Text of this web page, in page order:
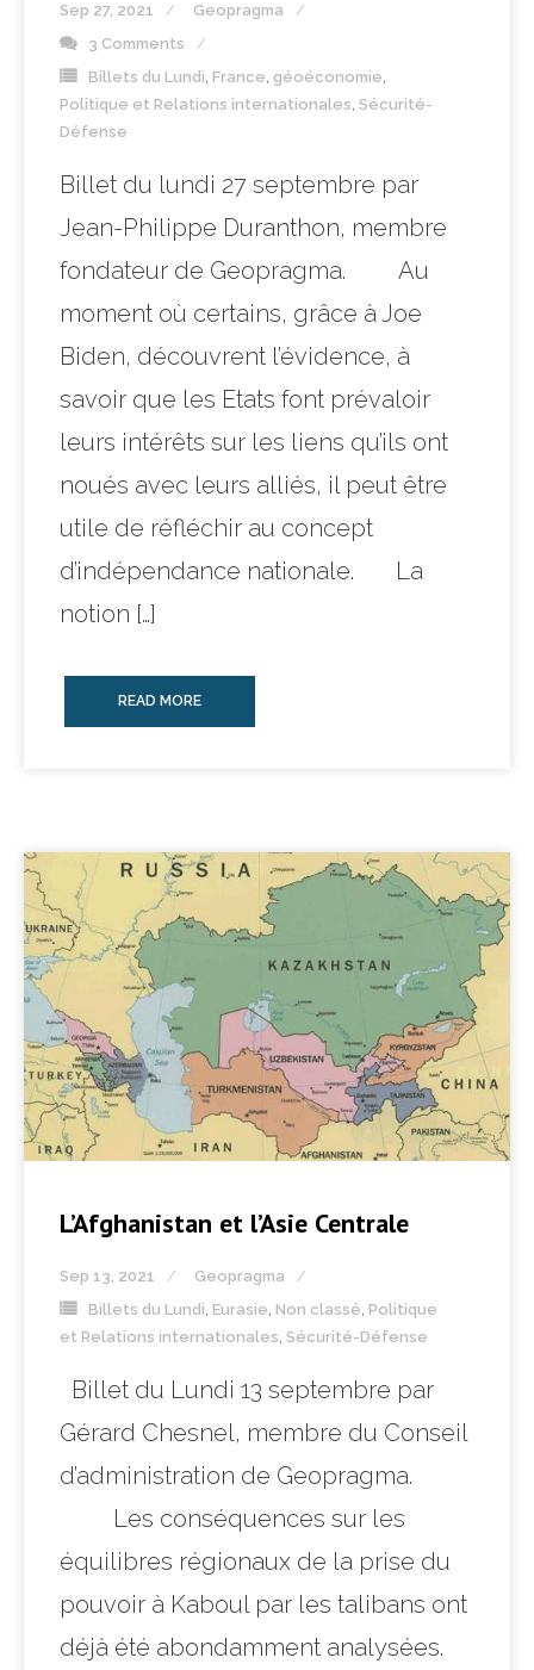
Sep 27, 2021
Geopragma
3 Comments
Billets du Lundi France géoéconomie
Politique et Relations internationales Sécurité-
Défense
Billet du lundi 27 septembre par
Jean-Philippe Duranthon, membre
fondateur de Geopragma. Au
moment où certains, grâce à Joe
Biden, découvrent l’évidence, à
savoir que les Etats font prévaloir
leurs intérêts sur les liens qu’ils ont
noués avec leurs alliés, il peut être
utile de réfléchir au concept
d’indépendance nationale. La
notion […]
READ MORE
L’Afghanistan et l’Asie Centrale
Sep 13, 2021
Geopragma
Billets du Lundi, Eurasie, Non classé, Politique
et Relations internationales, Sécurité-Défense
Billet du Lundi 13 septembre par
Gérard Chesnel, membre du Conseil
d’administration de Geopragma.
Les conséquences sur les
équilibres régionaux de la prise du
pouvoir à Kaboul par les talibans ont
déjà été abondamment analysées.